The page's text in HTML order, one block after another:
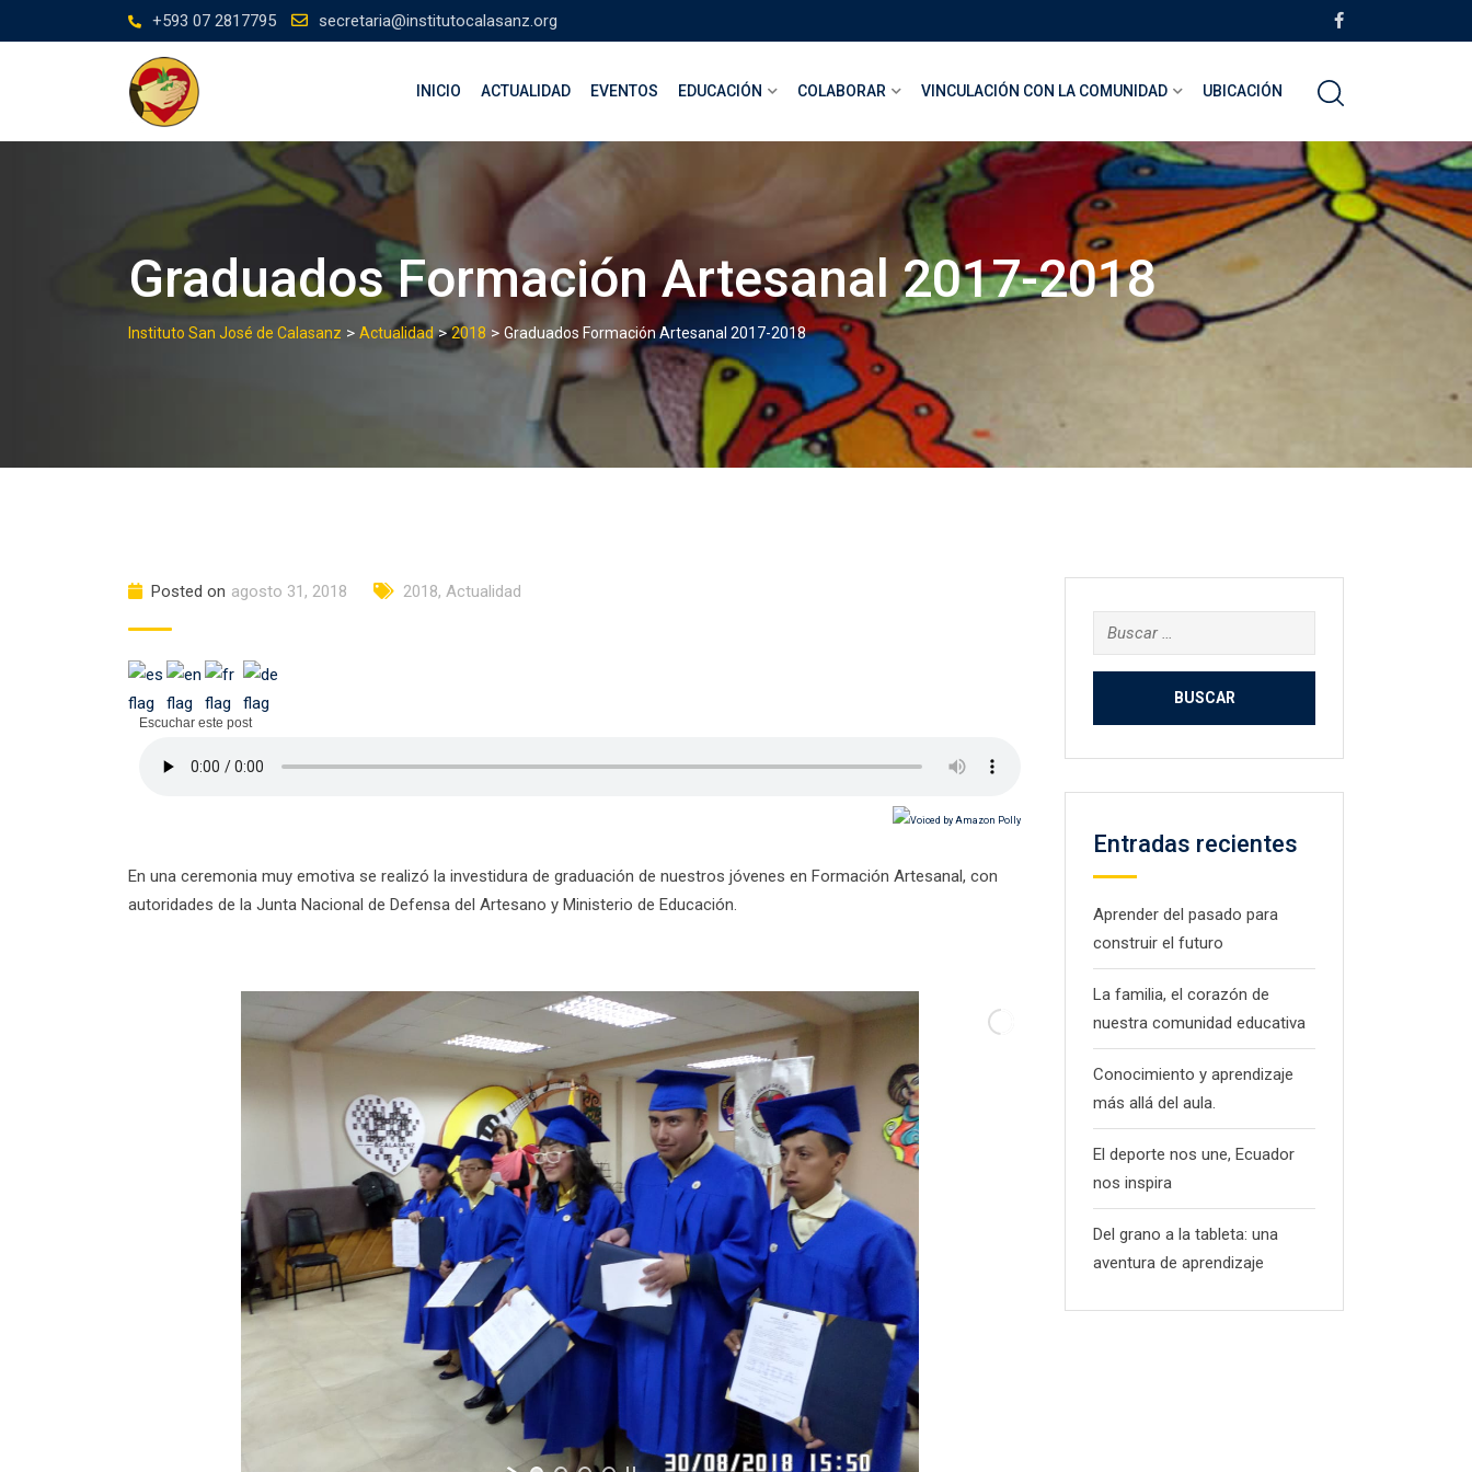
to
+593 07 2817795 secretaria@institutocalasanz.org
INICIO ACTUALIDAD EVENTOS EDUCACIÓN COLABORAR VINCULACIÓN CON LA COMUNIDAD UBICACIÓN
Graduados Formación Artesanal 2017-2018
Instituto San José de Calasanz > Actualidad>2018 > Graduados Formación Artesanal 2017-2018
Posted on agosto 31, 2018 2018, Actualidad
Escuchar este post
En una ceremonia muy emotiva se realizó la investidura de graduación de nuestros jóvenes en Formación Artesanal, con
autoridades de la Junta Nacional de Defensa del Artesano y Ministerio de Educación.
Buscar:
Entradas recientes
Aprender del pasado para
construir el futuro
La familia, el corazón de
nuestra comunidad educativa
Conocimiento y aprendizaje
más allá del aula.
El deporte nos une, Ecuador
nos inspira
Del grano a la tableta: una
aventura de aprendizaje